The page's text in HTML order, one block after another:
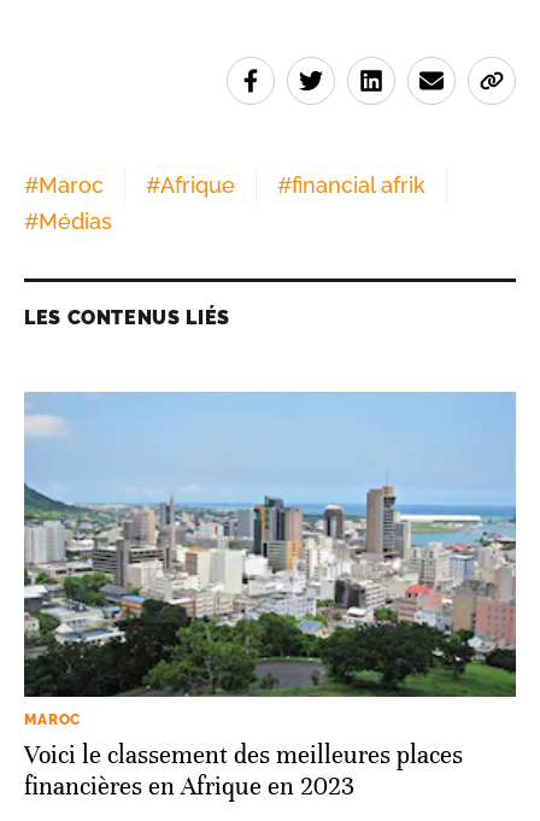
#Maroc #Afrique #financial afrik
#Médias
LES CONTENUS LIÉS
MAROC
Voici le classement des meilleures places
financières en Afrique en 2023